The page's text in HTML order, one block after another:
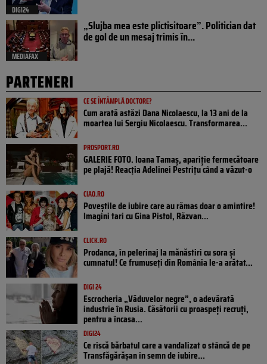
DIGI24
MEDIAFAX
„Slujba mea este plictisitoare”. Politician dat
de gol de un mesaj trimis în...
PARTENERI
CE SE ÎNTÂMPLĂ DOCTORE?
Cum arată astăzi Dana Nicolaescu, la 13 ani de la
moartea lui Sergiu Nicolaescu. Transformarea...
PROSPORT.RO
GALERIE FOTO. Ioana Tamaş, apariție fermecătoare
pe plajă! Reacția Adelinei Pestrițu când a văzut-o
CIAO.RO
Poveştile de iubire care au rămas doar o amintire!
Imagini tari cu Gina Pistol, Răzvan...
CLICK.RO
Prodanca, în pelerinaj la mănăstiri cu sora și
cumnatul! Ce frumuseți din România le-a arătat...
DIGI 24
Escrocheria „Văduvelor negre”, o adevărată
industrie în Rusia. Căsătorii cu proaspeți recruți,
pentru a încasa...
DIGI24
Ce riscă bărbatul care a vandalizat o stâncă de pe
Transfăgărășan în semn de iubire...